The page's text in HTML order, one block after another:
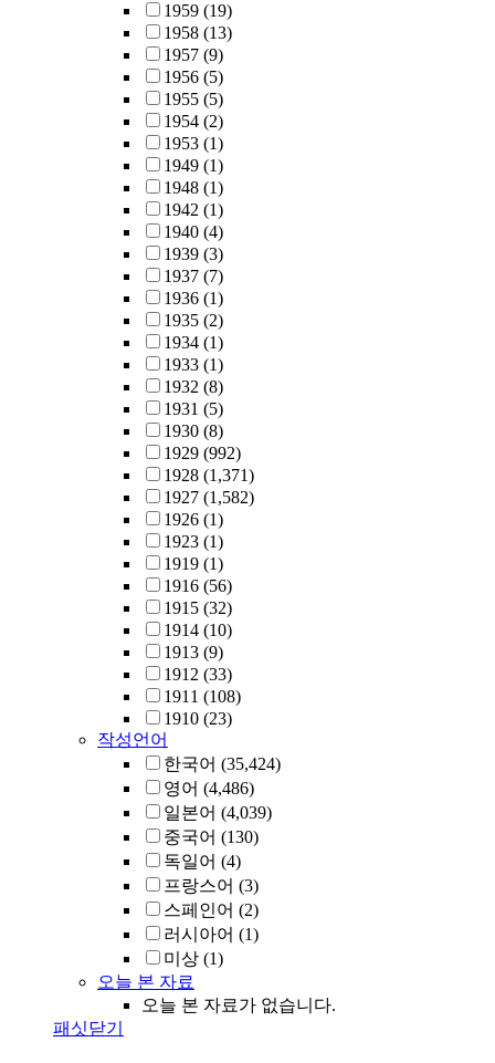
1959 (19)
1958 (13)
1957 (9)
1956 (5)
1955 (5)
1954 (2)
1953 (1)
1949 (1)
1948 (1)
1942 (1)
1940 (4)
1939 (3)
1937 (7)
1936 (1)
1935 (2)
1934 (1)
1933 (1)
1932 (8)
1931 (5)
1930 (8)
1929 (992)
1928 (1,371)
1927 (1,582)
1926 (1)
1923 (1)
1919 (1)
1916 (56)
1915 (32)
1914 (10)
1913 (9)
1912 (33)
1911 (108)
1910 (23)
작성언어
한국어 (35,424)
영어 (4,486)
일본어 (4,039)
중국어 (130)
독일어 (4)
프랑스어 (3)
스페인어 (2)
러시아어 (1)
미상 (1)
오늘 본 자료
오늘 본 자료가 없습니다.
패싯닫기